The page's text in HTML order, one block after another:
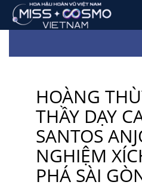
HOÀNG
THẦY DẠY
SANTOS
NGHIỆM
PHÁ SÀI